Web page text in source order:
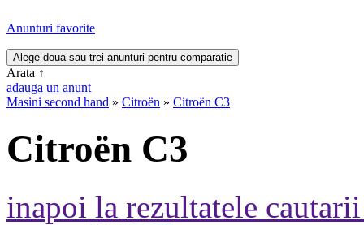
Anunturi favorite
Arata ↑
adauga un anunt
Masini second hand » Citroën » Citroën C3
Citroën C3
inapoi la rezultatele